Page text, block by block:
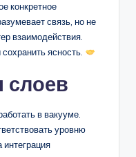
конкретное
связь, но не
взаимодействия.
ясность.
слоев
в вакууме.
уровню
интеграция